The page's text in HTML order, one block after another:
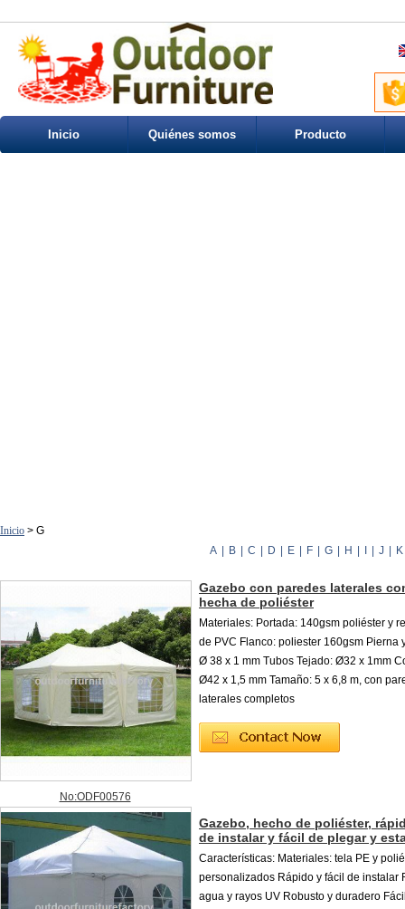
Inicio Quiénes somos Producto
Inicio > G
A
B C D E F G H J K
No:ODF00576
Gazebo con paredes laterales
hecha de poliéster
Materiales: Portada: 140gsm poliéster y
de PVC Flanco: poliester 160gsm Pierna
Ø 38 x 1 mm Tubos Tejado: Ø32 x 1mm
Ø42 x 1,5 mm Tamaño: 5 x 6,8 m, con
laterales completos
Gazebo, hecho de poliéster,
de instalar y fácil de plegar y
Características: Materiales: tela PE y
personalizados Rápido y fácil de instalar
agua y rayos UV Robusto y duradero